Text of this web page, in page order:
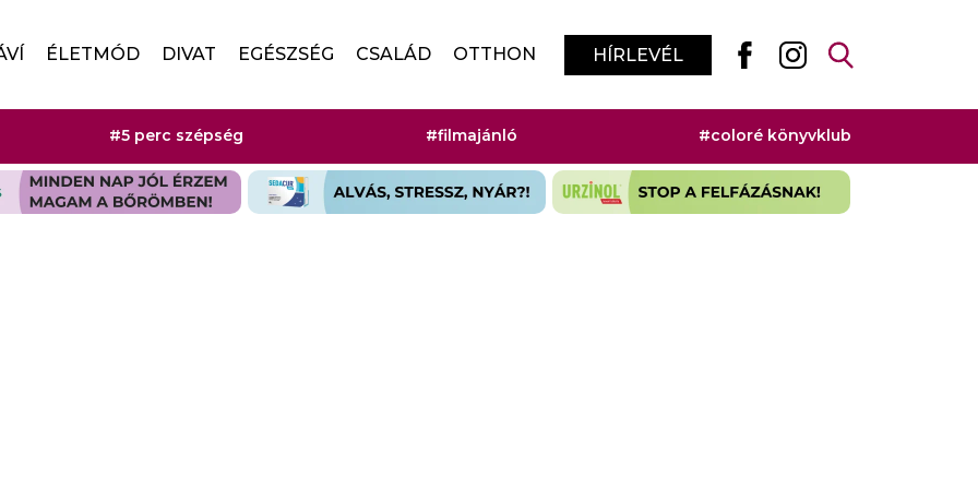
ÉLETMÓD DIVAT EGÉSZSÉG CSALÁD OTTHON HÍRLEVÉL
#5 perc szépség #filmajánló #coloré könyvklub